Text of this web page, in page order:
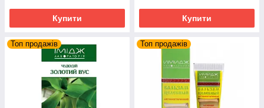
Купити Купити
Топ продажів Топ продажів